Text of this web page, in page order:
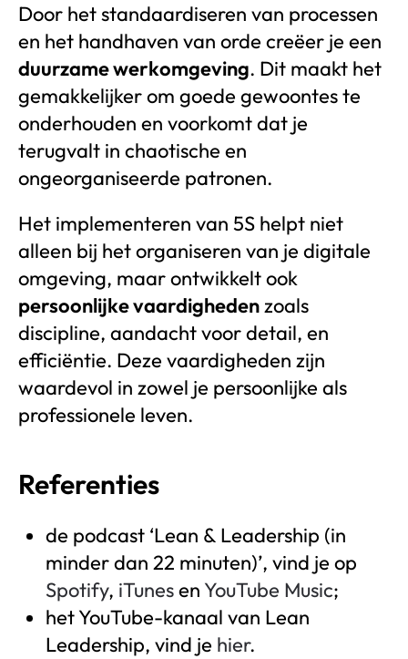
Door het standaardiseren van processen
en het handhaven van orde creëer je een
duurzame werkomgeving. Dit maakt het
gemakkelijker om goede gewoontes te
onderhouden en voorkomt dat je
terugvalt in chaotische en
ongeorganiseerde patronen.
Het implementeren van 5S helpt niet
alleen bij het organiseren van je digitale
omgeving, maar ontwikkelt ook
persoonlijke vaardighedenzoals
discipline, aandacht voor detail, en
efficiëntie. Deze vaardigheden zijn
waardevol in zowel je persoonlijke als
professionele leven.
Referenties
de podcast ‘Lean & Leadership (in
minder dan 22 minuten)’, vind je op
Spotify, iTunesen YouTube Music;
het YouTube-kanaal van Lean
Leadership, vind je hier.